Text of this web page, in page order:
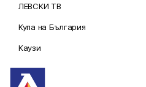
ЛЕВСКИ ТВ
Купа на България
Каузи